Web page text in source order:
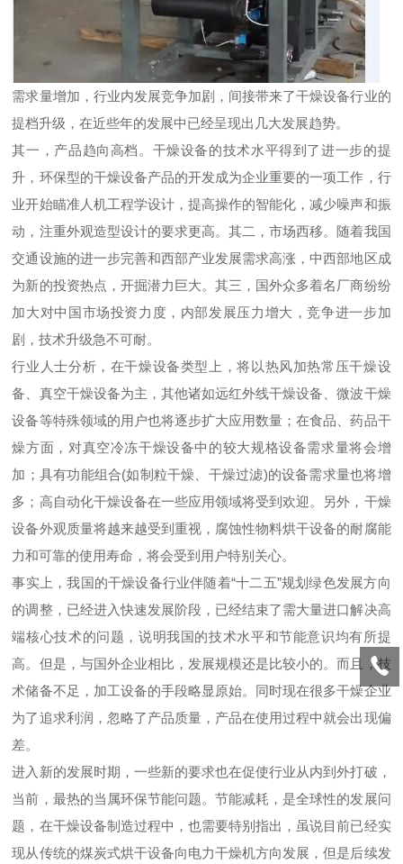
需求量增加，行业内发展竞争加剧，间接带来了干燥设备行业的
提档升级，在近些年的发展中已经呈现出几大发展趋势。
其一，产品趋向高档。干燥设备的技术水平得到了进一步的提
升，环保型的干燥设备产品的开发成为企业重要的一项工作，行
业开始瞄准人机工程学设计，提高操作的智能化，减少噪声和振
动，注重外观造型设计的要求更高。其二，市场西移。随着我国
交通设施的进一步完善和西部产业发展需求高涨，中西部地区成
为新的投资热点，开掘潜力巨大。其三，国外众多着名厂商纷纷
加大对中国市场投资力度，内部发展压力增大，竞争进一步加
剧，技术升级急不可耐。
行业人士分析，在干燥设备类型上，将以热风加热常压干燥设
备、真空干燥设备为主，其他诸如远红外线干燥设备、微波干燥
设备等特殊领域的用户也将逐步扩大应用数量；在食品、药品干
燥方面，对真空冷冻干燥设备中的较大规格设备需求量将会增
加；具有功能组合(如制粒干燥、干燥过滤)的设备需求量也将增
多；高自动化干燥设备在一些应用领域将受到欢迎。另外，干燥
设备外观质量将越来越受到重视，腐蚀性物料烘干设备的耐腐能
力和可靠的使用寿命，将会受到用户特别关心。
事实上，我国的干燥设备行业伴随着“十二五”规划绿色发展方向
的调整，已经进入快速发展阶段，已经结束了需大量进口解决高
端核心技术的问题，说明我国的技术水平和节能意识均有所提
高。但是，与国外企业相比，发展规模还是比较小的。而且，技
术储备不足，加工设备的手段略显原始。同时现在很多干燥企业
为了追求利润，忽略了产品质量，产品在使用过程中就会出现偏
差。
进入新的发展时期，一些新的要求也在促使行业从内到外打破，
当前，最热的当属环保节能问题。节能减耗，是全球性的发展问
题，在干燥设备制造过程中，也需要特别指出，虽说目前已经实
现从传统的煤炭式烘干设备向电力干燥机方向发展，但是后续发